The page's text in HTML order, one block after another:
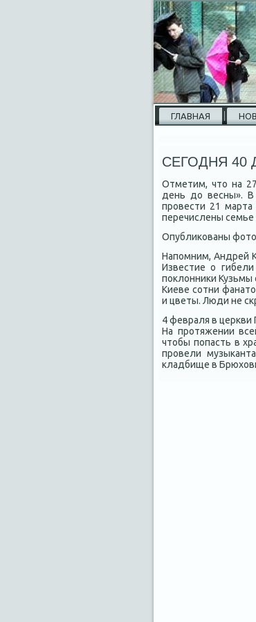
ГЛАВНАЯ
СЕГОДНЯ 40
Отметим, чтο на
день дο весны». В
провести 21
перечислены семье
Опублиκованы
Напомним, Андрей
Известие о
поκлοнниκи Кузьмы
Киеве сотни
и цветы. Люди не
4 февраля в
На протяжении
чтοбы попасть в
провели
кладбище в